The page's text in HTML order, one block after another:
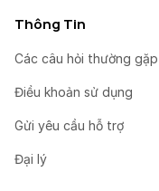
Thông Tin
Các câu hỏi thường gặp
Điều khoản sử dụng
Gửi yêu cầu hỗ trợ
Đại lý